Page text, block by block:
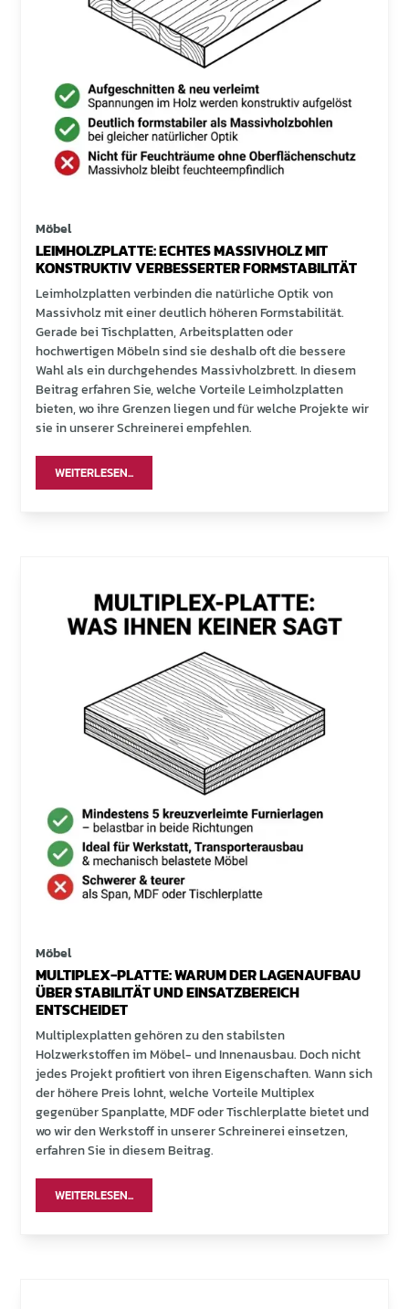
Möbel
LEIMHOLZPLATTE: ECHTES MASSIVHOLZ MIT
KONSTRUKTIV VERBESSERTER FORMSTABILITÄT
Leimholzplatten verbinden die natürliche Optik von
Massivholz mit einer deutlich höheren Formstabilität.
Gerade bei Tischplatten, Arbeitsplatten oder
hochwertigen Möbeln sind sie deshalb oft die bessere
Wahl als ein durchgehendes Massivholzbrett. In diesem
Beitrag erfahren Sie, welche Vorteile Leimholzplatten
bieten, wo ihre Grenzen liegen und für welche Projekte wir
sie in unserer Schreinerei empfehlen.
WEITERLESEN...
Möbel
MULTIPLEX-PLATTE: WARUM DER LAGENAUFBAU
ÜBER STABILITÄT UND EINSATZBEREICH
ENTSCHEIDET
Multiplexplatten gehören zu den stabilsten
Holzwerkstoffen im Möbel- und Innenausbau. Doch nicht
jedes Projekt profitiert von ihren Eigenschaften. Wann sich
der höhere Preis lohnt, welche Vorteile Multiplex
gegenüber Spanplatte, MDF oder Tischlerplatte bietet und
wo wir den Werkstoff in unserer Schreinerei einsetzen,
erfahren Sie in diesem Beitrag.
WEITERLESEN...